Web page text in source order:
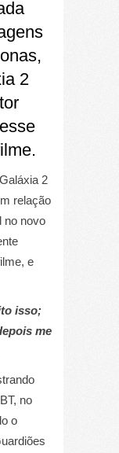
2
2
relação
no novo
e
isso;
me
no
o